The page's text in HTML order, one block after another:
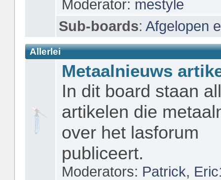
Moderator: mestyle
Sub-boards: Afgelopen
Allerlei
Metaalnieuws
In dit board staan
artikelen die
over het lasforum
publiceert.
Moderators: Patrick,